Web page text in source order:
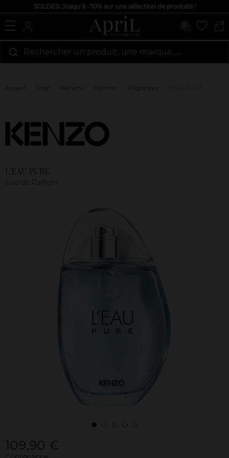
SOLDES: Jusqu'à -70% sur une sélection de produits !
0
Rechercher un produit, une marque…...
Accueil Shop Parfums Femme Fragrances
L'EAU PURE